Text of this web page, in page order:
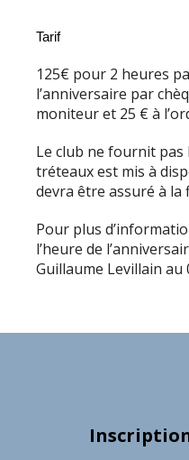
Tarif
125€ pour 2 heures
l’anniversaire par
moniteur et 25 € à
Le club ne fournit pas
tréteaux est mis à
devra être assuré à la
Pour plus
l’heure de
Guillaume Levillain au